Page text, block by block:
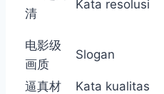
清
Kata resolusi
电影级
画质
Slogan
逼真材
Kata kualitas